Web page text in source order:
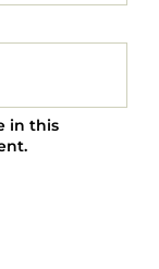
in this